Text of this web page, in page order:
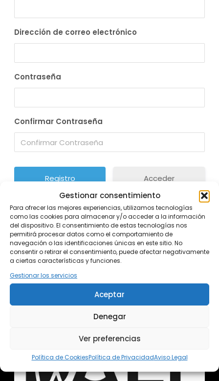
Gestionar consentimiento
Para ofrecer las mejores experiencias, utilizamos tecnologías
como las cookies para almacenar y/o acceder a la información
del dispositivo. El consentimiento de estas tecnologías nos
permitirá procesar datos como el comportamiento de
navegación o las identificaciones únicas en este sitio. No
consentir o retirar el consentimiento, puede afectar negativamente
a ciertas características y funciones.
Gestionar los servicios
Aceptar
Denegar
Ver preferencias
Política de CookiesPolítica de PrivacidadAviso Legal
Dirección de correo electrónico
Contraseña
Confirmar Contraseña
Acceder